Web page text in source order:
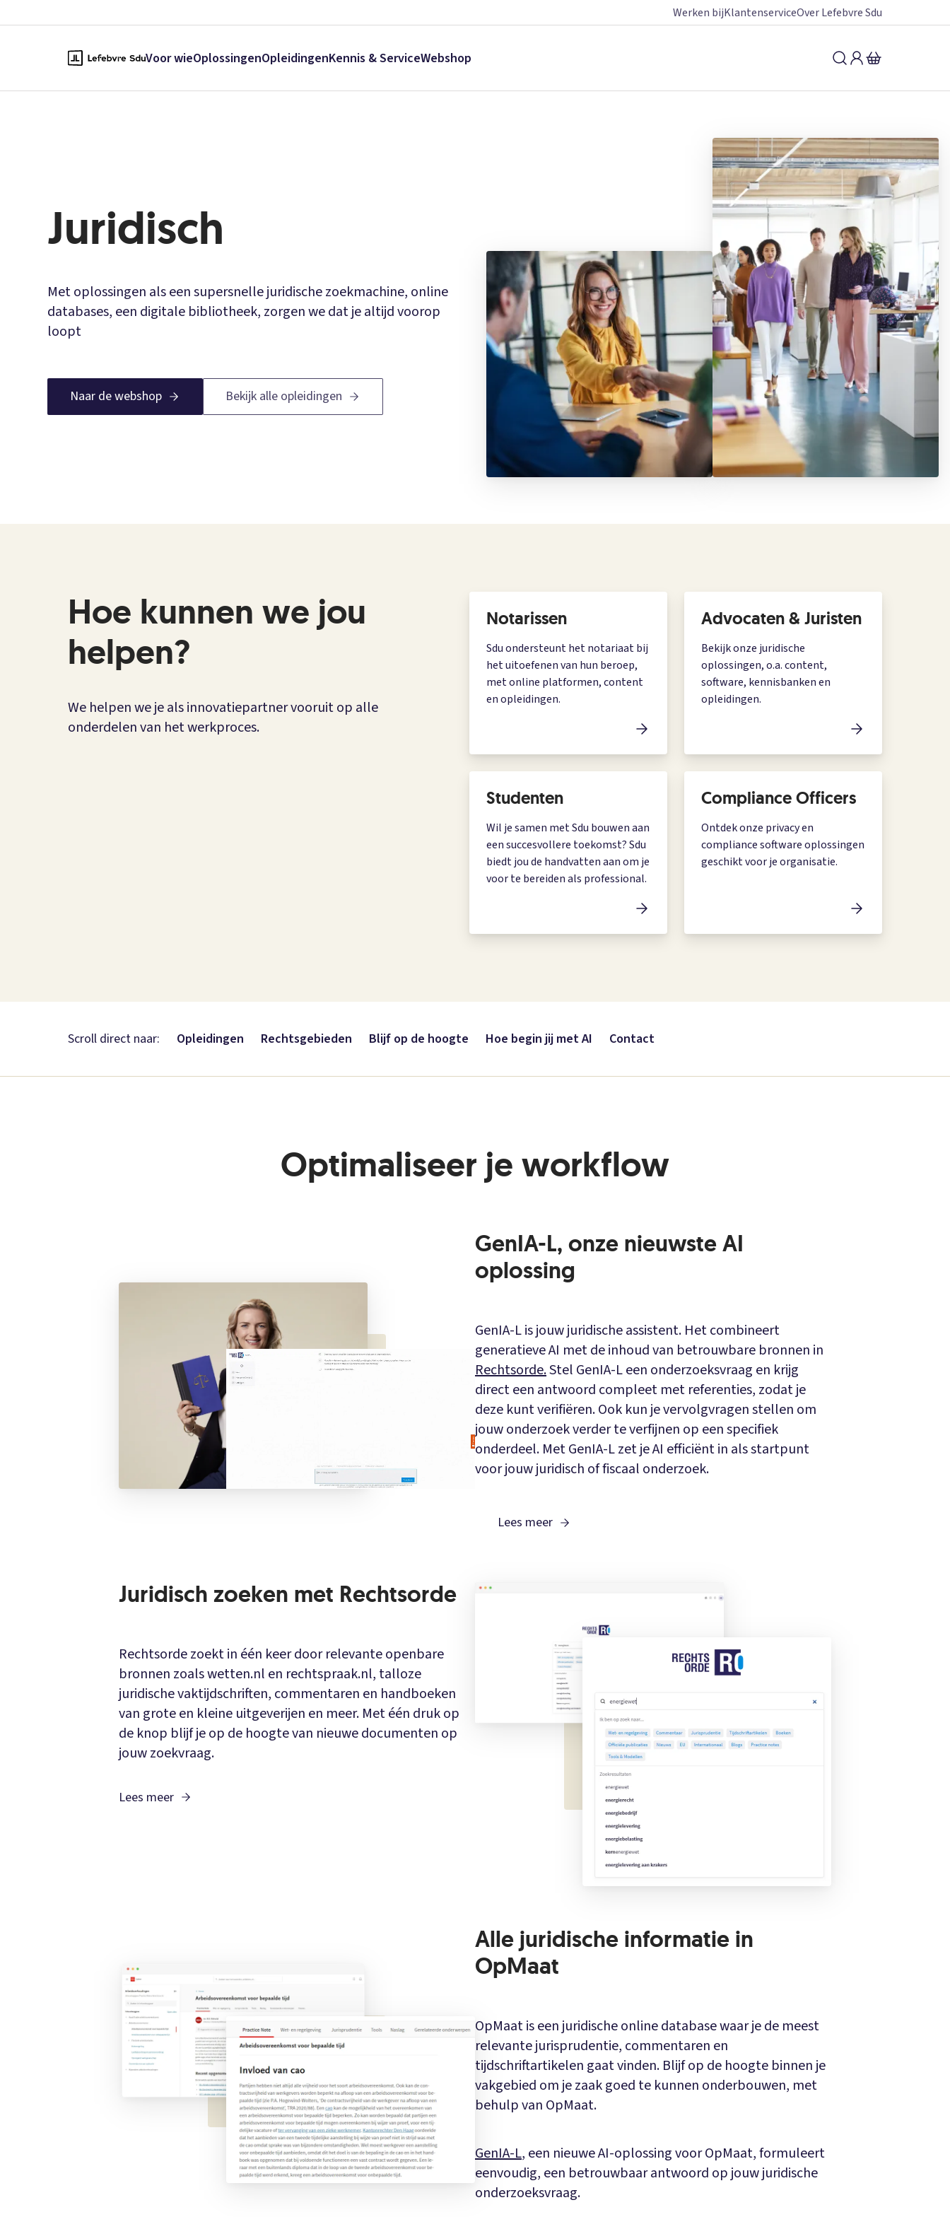
Werken bijKlantenserviceOver Lefebvre Sdu
Voor wieOplossingenOpleidingenKennis & ServiceWebshop
Juridisch
Met oplossingen als een supersnelle juridische zoekmachine, online
databases, een digitale bibliotheek, zorgen we dat je altijd voorop
loopt
Naar de webshop Bekijk alle opleidingen
Hoe kunnen we jou
helpen?
We helpen we je als innovatiepartner vooruit op alle
onderdelen van het werkproces.
Notarissen
Sdu ondersteunt het notariaat bij
het uitoefenen van hun beroep,
met online platformen, content
en opleidingen.
Advocaten & Juristen
Bekijk onze juridische
oplossingen, o.a. content,
software, kennisbanken en
opleidingen.
Studenten
Wil je samen met Sdu bouwen aan
een succesvollere toekomst? Sdu
biedt jou de handvatten aan om je
voor te bereiden als professional.
Compliance Officers
Ontdek onze privacy en
compliance software oplossingen
geschikt voor je organisatie.
Scroll direct naar: Opleidingen Rechtsgebieden Blijf op de hoogte Hoe begin jij met AI Contact
Optimaliseer je workflow
GenIA-L, onze nieuwste AI
oplossing
GenIA-L is jouw juridische assistent. Het combineert
generatieve AI met de inhoud van betrouwbare bronnen in
Rechtsorde.Stel GenIA-L een onderzoeksvraag en krijg
direct een antwoord compleet met referenties, zodat je
deze kunt verifiëren. Ook kun je vervolgvragen stellen om
jouw onderzoek verder te verfijnen op een specifiek
onderdeel. Met GenIA-L zet je AI efficiënt in als startpunt
voor jouw juridisch of fiscaal onderzoek.
Lees meer
Juridisch zoeken met Rechtsorde
Rechtsorde zoekt in één keer door relevante openbare
bronnen zoals wetten.nl en rechtspraak.nl, talloze
juridische vaktijdschriften, commentaren en handboeken
van grote en kleine uitgeverijen en meer. Met één druk op
de knop blijf je op de hoogte van nieuwe documenten op
jouw zoekvraag.
Lees meer
Alle juridische informatie in
OpMaat
OpMaat is een juridische online database waar je de meest
relevante jurisprudentie, commentaren en
tijdschriftartikelen gaat vinden. Blijf op de hoogte binnen je
vakgebied om je zaak goed te kunnen onderbouwen, met
behulp van OpMaat.
GenIA-L, een nieuwe AI-oplossing voor OpMaat, formuleert
eenvoudig, een betrouwbaar antwoord op jouw juridische
onderzoeksvraag.